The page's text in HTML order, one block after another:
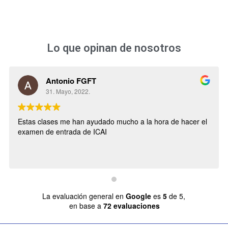
Lo que opinan de nosotros
Antonio FGFT
31. Mayo, 2022.
Estas clases me han ayudado mucho a la hora de hacer el
examen de entrada de ICAI
La evaluación general en Googlees 5de 5,
en base a 72 evaluaciones